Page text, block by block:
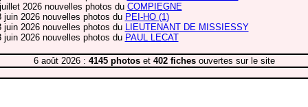
2026 nouvelles photos du COMPIEGNE
juin 2026 nouvelles photos du PEI-HO (1)
juin 2026 nouvelles photos du LIEUTENANT DE MISSIESSY
juin 2026 nouvelles photos du PAUL LECAT
6 août 2026 : 4145 photoset 402 fichesouvertes sur le site